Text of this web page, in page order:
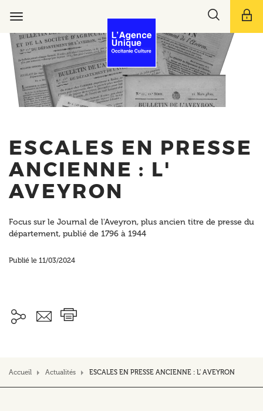
principalnavigation
Toggle
ESCALES EN PRESSE
ANCIENNE : L'
AVEYRON
Focus sur le Journal de l'Aveyron, plus ancien titre de presse du
département, publié de 1796 à 1944
Publié le 11/03/2024
Accueil Actualités ESCALES EN PRESSE ANCIENNE : L' AVEYRON